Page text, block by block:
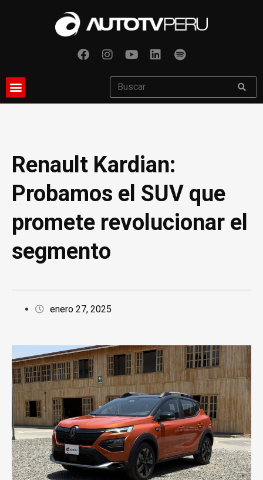
Renault Kardian:
Probamos el SUV que
promete revolucionar el
segmento
enero 27, 2025